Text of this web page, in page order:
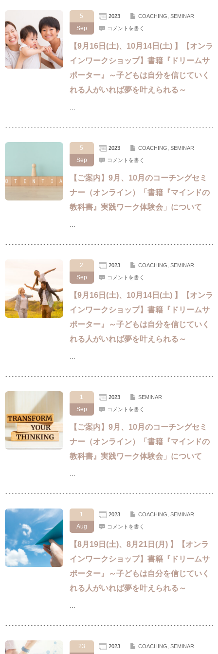
5
Sep
2023 COACHING SEMINAR
コメントを書く
【9月16日(土)、10月14日(土) 】【オンラ
インワークショップ】書籍『ドリームサ
ポーター』～子どもは自分を信じていく
れる人がいれば夢を叶えられる～
…
5
Sep
2023 COACHING SEMINAR
コメントを書く
【ご案内】9月、10月のコーチングセミ
ナー（オンライン）「書籍『マインドの
教科書』実践ワーク体験会」について
…
2
Sep
2023 COACHING SEMINAR
コメントを書く
【9月16日(土)、10月14日(土) 】【オンラ
インワークショップ】書籍『ドリームサ
ポーター』～子どもは自分を信じていく
れる人がいれば夢を叶えられる～
…
1
Sep
2023 SEMINAR
コメントを書く
【ご案内】9月、10月のコーチングセミ
ナー（オンライン）「書籍『マインドの
教科書』実践ワーク体験会」について
…
1
Aug
2023 COACHING SEMINAR
コメントを書く
【8月19日(土)、8月21日(月) 】【オンラ
インワークショップ】書籍『ドリームサ
ポーター』～子どもは自分を信じていく
れる人がいれば夢を叶えられる～
…
23
2023 COACHING SEMINAR